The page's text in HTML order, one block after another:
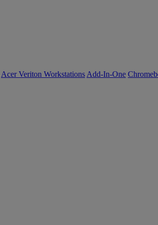
Acer Veriton Workstations Add-In-One